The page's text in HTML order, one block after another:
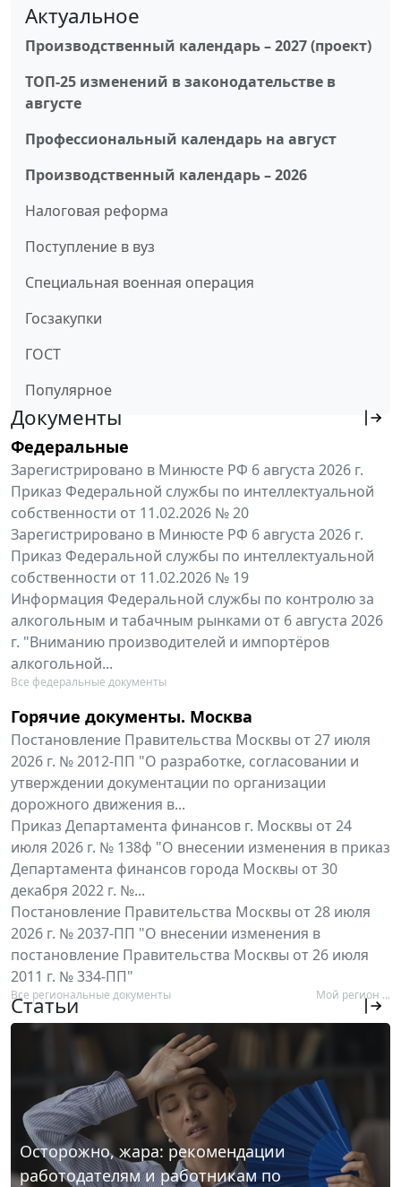
Актуальное
Производственный календарь – 2027 (проект)
ТОП-25 изменений в законодательстве в
августе
Профессиональный календарь на август
Производственный календарь – 2026
Налоговая реформа
Поступление в вуз
Специальная военная операция
Госзакупки
ГОСТ
Популярное
Документы
Федеральные
Зарегистрировано в Минюсте РФ 6 августа 2026 г.
Приказ Федеральной службы по интеллектуальной
собственности от 11.02.2026 № 20
Зарегистрировано в Минюсте РФ 6 августа 2026 г.
Приказ Федеральной службы по интеллектуальной
собственности от 11.02.2026 № 19
Информация Федеральной службы по контролю за
алкогольным и табачным рынками от 6 августа 2026
г. "Вниманию производителей и импортёров
алкогольной...
Все федеральные документы
Горячие документы. Москва
Постановление Правительства Москвы от 27 июля
2026 г. № 2012-ПП "О разработке, согласовании и
утверждении документации по организации
дорожного движения в...
Приказ Департамента финансов г. Москвы от 24
июля 2026 г. № 138ф "О внесении изменения в приказ
Департамента финансов города Москвы от 30
декабря 2022 г. №...
Постановление Правительства Москвы от 28 июля
2026 г. № 2037-ПП "О внесении изменения в
постановление Правительства Москвы от 26 июля
2011 г. № 334-ПП"
Все региональные документы Мой регион ...
Статьи
Осторожно, жара: рекомендации
работодателям и работникам по